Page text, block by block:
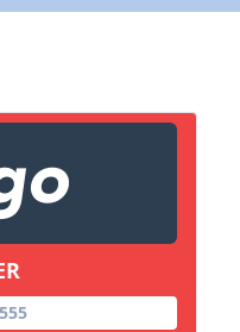
dans courriel)
Envoyez